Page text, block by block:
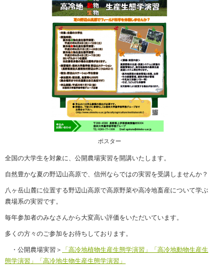
ポスター
全国の大学生を対象に、公開農場実習を開講いたします。
自然豊かな夏の野辺山高原で、信州ならではの実習を受講しませんか？
八ヶ岳山麓に位置する野辺山高原で高原野菜や高冷地畜産について学ぶ
農場系の実習です。
毎年参加者のみなさんから大変高い評価をいただいています。
多くの方々のご参加をお待ちしております。
・公開農場実習＞
「高冷地植物生産生態学演習」「高冷地動物生産生
態学演習」「高冷地生物生産生態学演習」